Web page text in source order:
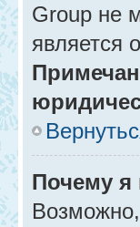
Group не
является
Почему я